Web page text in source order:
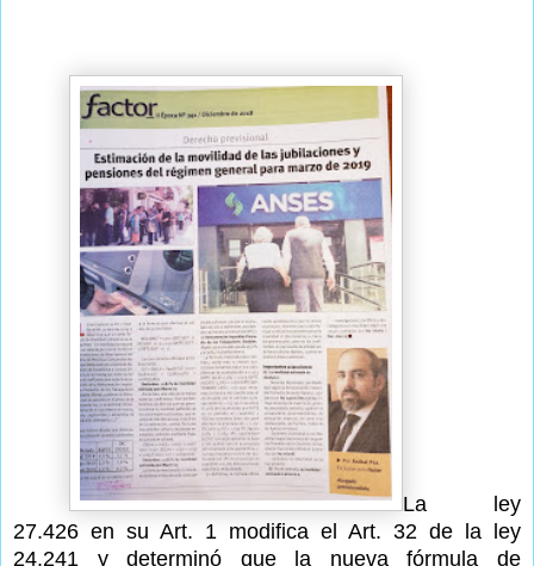
La ley
27.426 en su Art. 1 modifica el Art. 32 de la ley
24.241 y determinó que la nueva fórmula de